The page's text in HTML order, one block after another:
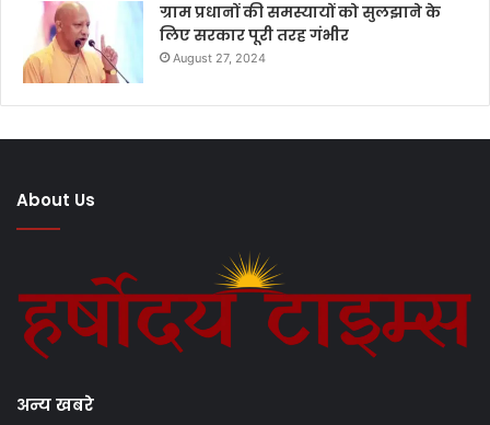
ग्राम प्रधानों की समस्यायों को सुलझाने के
लिए सरकार पूरी तरह गंभीर
August 27, 2024
About Us
अन्य खबरे